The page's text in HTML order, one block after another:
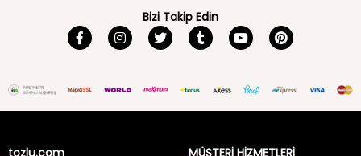
Hakkımızda
Gizlilik ve Güvenlik